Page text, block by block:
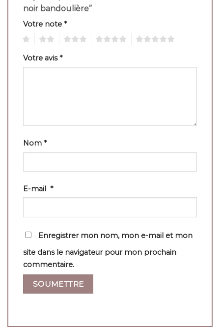
noir bandoulière”
Votre note *
Votre avis*
Nom *
E-mail *
Enregistrer mon nom, mon e-mail et mon
site dans le navigateur pour mon prochain
commentaire.